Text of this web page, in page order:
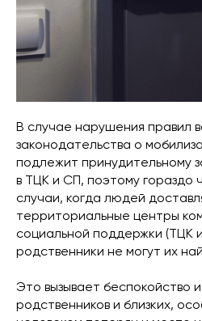
В случае нарушения правил
законодательства о
подлежит принудительному
в ТЦК и СП, поэтому гораздо
случаи, когда людей
территориальные центры
социальной поддержки (ТЦК
родственники не могут их
Это вызывает беспокойство
родственников и близких,